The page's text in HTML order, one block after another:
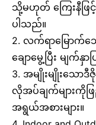
သို့မဟုတ် ကြေးနီဖြင့်
ပါသည်။
2. လက်ရာမြောက်
ချောမွေ့ပြီး မျက်နှာ
3. အမျိုးမျိုးသော
လိုအပ်ချက်များကိုဖ
အရွယ်အစားများ။